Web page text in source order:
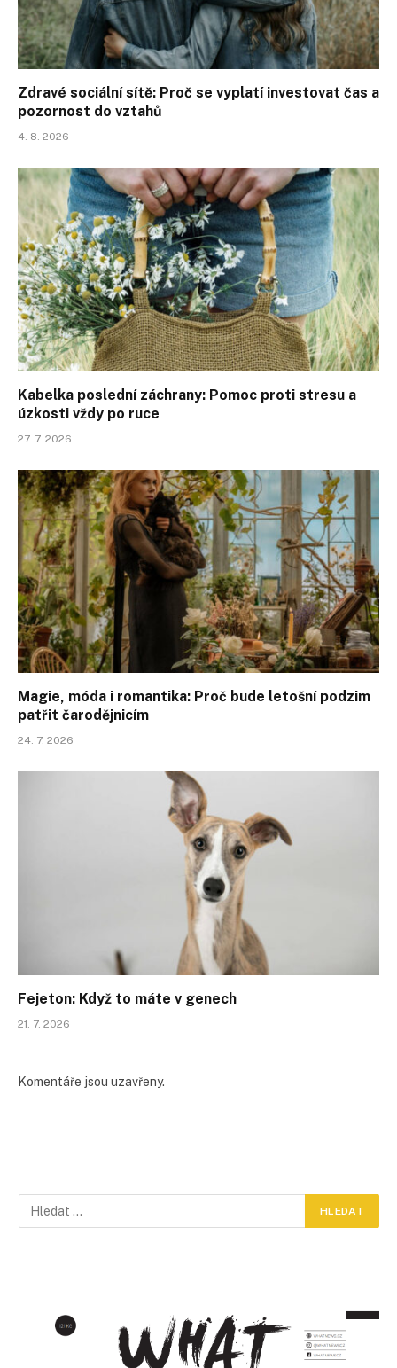
Zdravé sociální sítě: Proč se vyplatí investovat čas a
pozornost do vztahů
4. 8. 2026
Kabelka poslední záchrany: Pomoc proti stresu a
úzkosti vždy po ruce
27. 7. 2026
Magie, móda i romantika: Proč bude letošní podzim
patřit čarodějnicím
24. 7. 2026
Fejeton: Když to máte v genech
21. 7. 2026
Komentáře jsou uzavřeny.